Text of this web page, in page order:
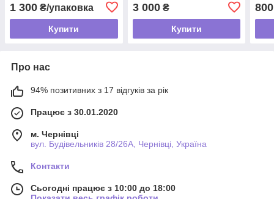
1 300 ₴/упаковка
Купити
3 000₴
Купити
800
Про нас
94% позитивних з 17 відгуків за рік
Працює з 30.01.2020
м. Чернівці
вул. Будівельників 28/26А, Чернівці, Україна
Контакти
Сьогодні працює з 10:00 до 18:00